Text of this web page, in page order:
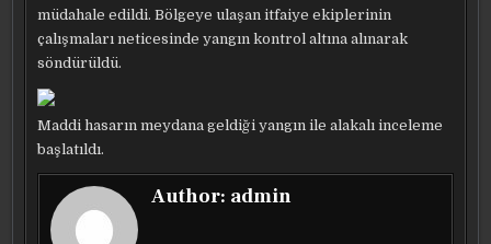
müdahale edildi. Bölgeye ulaşan itfaiye ekiplerinin
çalışmaları neticesinde yangın kontrol altına alınarak
söndürüldü.
Maddi hasarın meydana geldiği yangın ile alakalı inceleme
başlatıldı.
Author: admin